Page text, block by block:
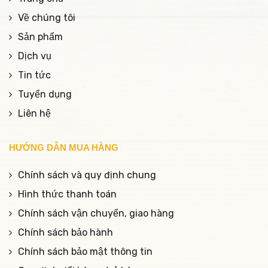
Về chúng tôi
Sản phẩm
Dịch vụ
Tin tức
Tuyển dụng
Liên hệ
HƯỚNG DẪN MUA HÀNG
Chính sách và quy định chung
Hình thức thanh toán
Chính sách vận chuyển, giao hàng
Chính sách bảo hành
Chính sách bảo mật thông tin